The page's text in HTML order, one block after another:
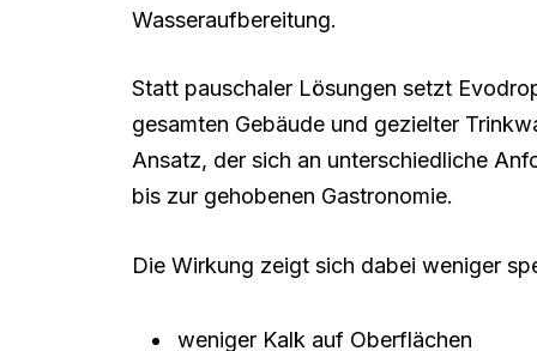
Wasseraufbereitung.
Statt pauschaler Lösungen setzt
gesamten Gebäude und gezielter
Ansatz, der sich an unterschiedliche
bis zur gehobenen Gastronomie.
Die Wirkung zeigt sich dabei weniger
weniger Kalk auf Oberflächen